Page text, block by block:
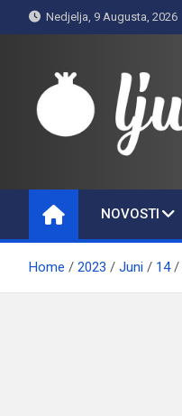
to
Nedjelja, 9 Augusta, 2026
NOVOSTI
Home 2023 Juni 14